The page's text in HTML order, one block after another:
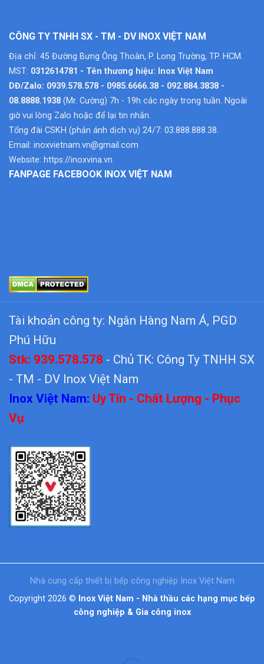
CÔNG TY TNHH SX - TM - DV INOX VIỆT NAM
Địa chỉ: 45 Đường Bưng Ông Thoàn, P. Long Trường, TP. HCM.
MST: 0312614781 - Tên thương hiệu: Inox Việt Nam
DĐ/Zalo: 0939.578.578 - 0985.6666.38 - 092.884.3838 -
08.8888.1938 (Mr. Cường) 7h - 19h các ngày trong tuần. Ngoài
giờ vui lòng Zalo hoặc để lại tin nhắn.
Tổng đài CSKH (phản ánh dịch vụ) 24/7: 03.888.888.38.
Email: inoxvietnam.vn@gmail.com
Website: https://inoxvina.vn
FANPAGE FACEBOOK INOX VIỆT NAM
Tài khoản công ty: Ngân Hàng Nam Á, PGD
Phú Hữu
Stk: 939.578.578 - Chủ TK: Công Ty TNHH SX
- TM - DV Inox Việt Nam
Inox Việt Nam: Uy Tín - Chất Lượng - Phục
Vụ
Nhà cung cấp thiết bị bếp công nghiệp Inox Việt Nam
Copyright 2026 © Inox Việt Nam - Nhà thầu các hạng mục bếp
công nghiệp & Gia công inox